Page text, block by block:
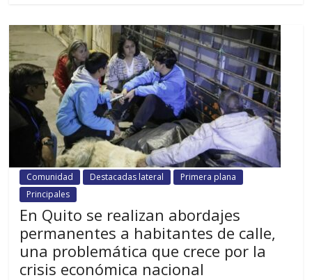
Comunidad Destacadas lateral
Primera plana
Principales
En Quito se realizan abordajes
permanentes a habitantes de calle,
una problemática que crece por la
crisis económica nacional